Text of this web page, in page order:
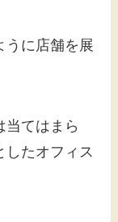
うに店舗を展
当てはまら
したオフィス